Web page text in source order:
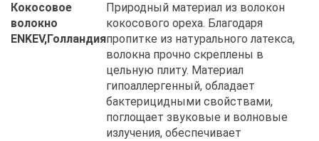
Кокосовое
волокно
ENKEV,Голландия
Природный материал из волокон
кокосового ореха. Благодаря
пропитке из натурального латекса,
волокна прочно скреплены в
цельную плиту. Материал
гипоаллергенный, обладает
бактерицидными свойствами,
поглощает звуковые и волновые
излучения, обеспечивает